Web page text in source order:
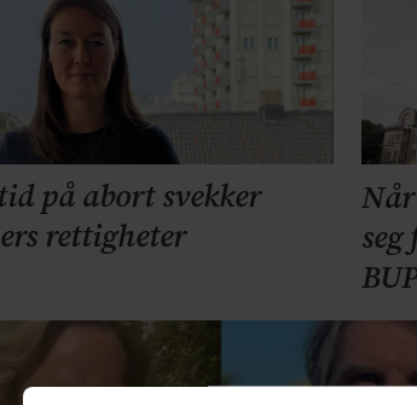
på abort svekker
rettigheter